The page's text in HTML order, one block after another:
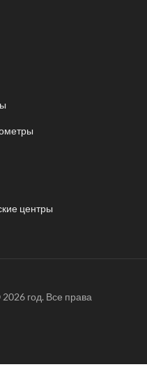
центры
год. Все права